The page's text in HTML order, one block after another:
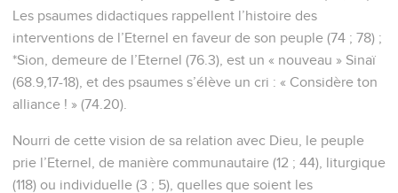
Les psaumes didactiques rappellent l’histoire des
interventions de l’Eternel en faveur de son peuple (74 ; 78) ;
*Sion, demeure de l’Eternel (76.3), est un « nouveau » Sinaï
(68.9,17-18), et des psaumes s’élève un cri : « Considère ton
alliance ! » (74.20).
Nourri de cette vision de sa relation avec Dieu, le peuple
prie l’Eternel, de manière communautaire (12 ; 44), liturgique
(118) ou individuelle (3 ; 5), quelles que soient les